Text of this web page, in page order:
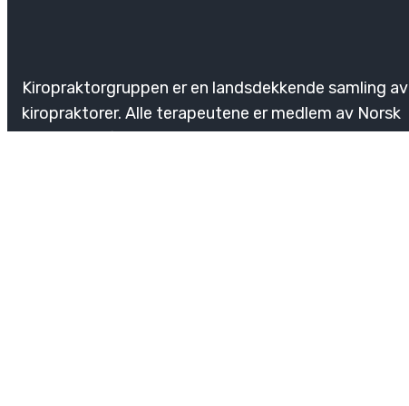
Kiropraktorgruppen er en landsdekkende samling av
kiropraktorer. Alle terapeutene er medlem av Norsk